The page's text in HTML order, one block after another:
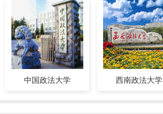
中国政法大学 西南政法大学